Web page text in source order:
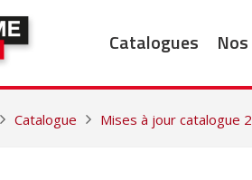
Catalogues
Catalogue Mises à jour catalogue